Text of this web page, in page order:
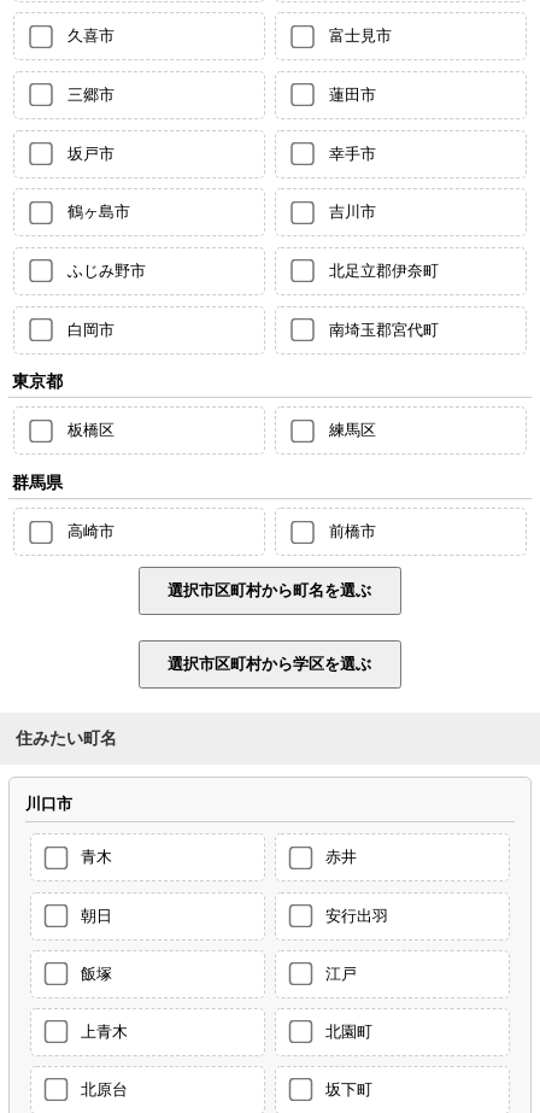
久喜市 富士見市
三郷市 蓮田市
坂戸市 幸手市
鶴ヶ島市 吉川市
ふじみ野市 北足立郡伊奈町
白岡市 南埼玉郡宮代町
東京都
板橋区 練馬区
群馬県
高崎市 前橋市
住みたい町名
川口市
青木 赤井
朝日 安行出羽
飯塚 江戸
上青木 北園町
北原台 坂下町